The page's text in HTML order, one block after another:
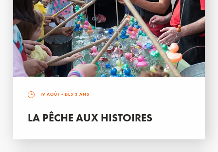
19 AOÛT - DÈS 3 ANS
LA PÊCHE AUX HISTOIRES